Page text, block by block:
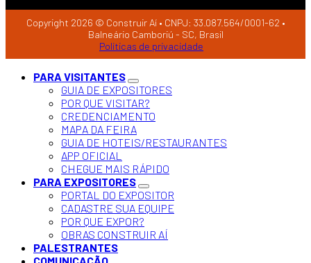
Copyright 2026 © Construir Aí • CNPJ: 33.087.564/0001-62 •
Balneário Camboriú - SC, Brasil
Políticas de privacidade
PARA VISITANTES
GUIA DE EXPOSITORES
POR QUE VISITAR?
CREDENCIAMENTO
MAPA DA FEIRA
GUIA DE HOTEIS/RESTAURANTES
APP OFICIAL
CHEGUE MAIS RÁPIDO
PARA EXPOSITORES
PORTAL DO EXPOSITOR
CADASTRE SUA EQUIPE
POR QUE EXPOR?
OBRAS CONSTRUIR AÍ
PALESTRANTES